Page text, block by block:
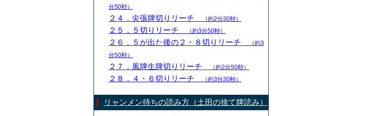
分50秒）
２４．尖張牌切りリーチ （約2分30秒）
２５．５切りリーチ （約3分50秒）
２６．５が出た後の２・８切りリーチ
（約3
分50秒）
２７．風牌生牌切りリーチ （約2分50秒）
２８．４・６切りリーチ （約3分30秒）
リャンメン待ちの読み方（土田の捨て牌読み）